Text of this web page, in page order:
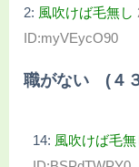
2: 風吹けば毛無し
ID:myVEycO90
職がない (４
14: 風吹けば毛無